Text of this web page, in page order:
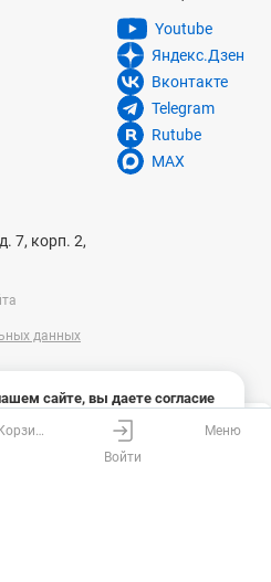
сайте, вы даете согласие
файлов cookies и сбор данных
7, корп. 2,
Youtube
Яндекс.Дзен
Вконтакте
Telegram
Rutube
MAX
данных
характер и не является
положениями Статьи 437
Федерации. Технические
уведомления.
менеджеров.
Корзина
Войти
Меню